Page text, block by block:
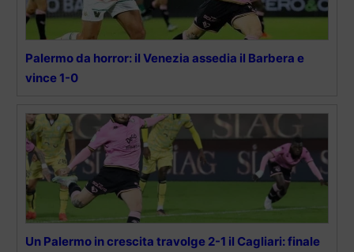
Palermo da horror: il Venezia assedia il Barbera e
vince 1-0
Un Palermo in crescita travolge 2-1 il Cagliari: finale